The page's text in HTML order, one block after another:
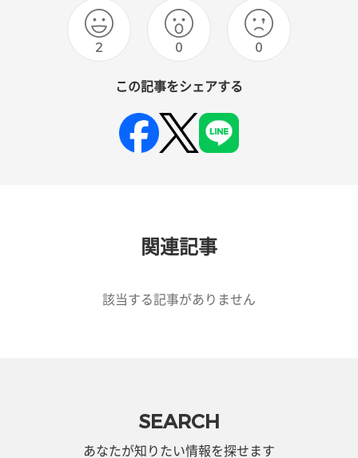
2 0 0
この記事をシェアする
関連記事
該当する記事がありません
SEARCH
あなたが知りたい情報を探せます